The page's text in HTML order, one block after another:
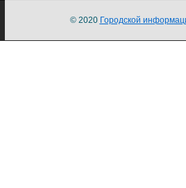
© 2020 Городской